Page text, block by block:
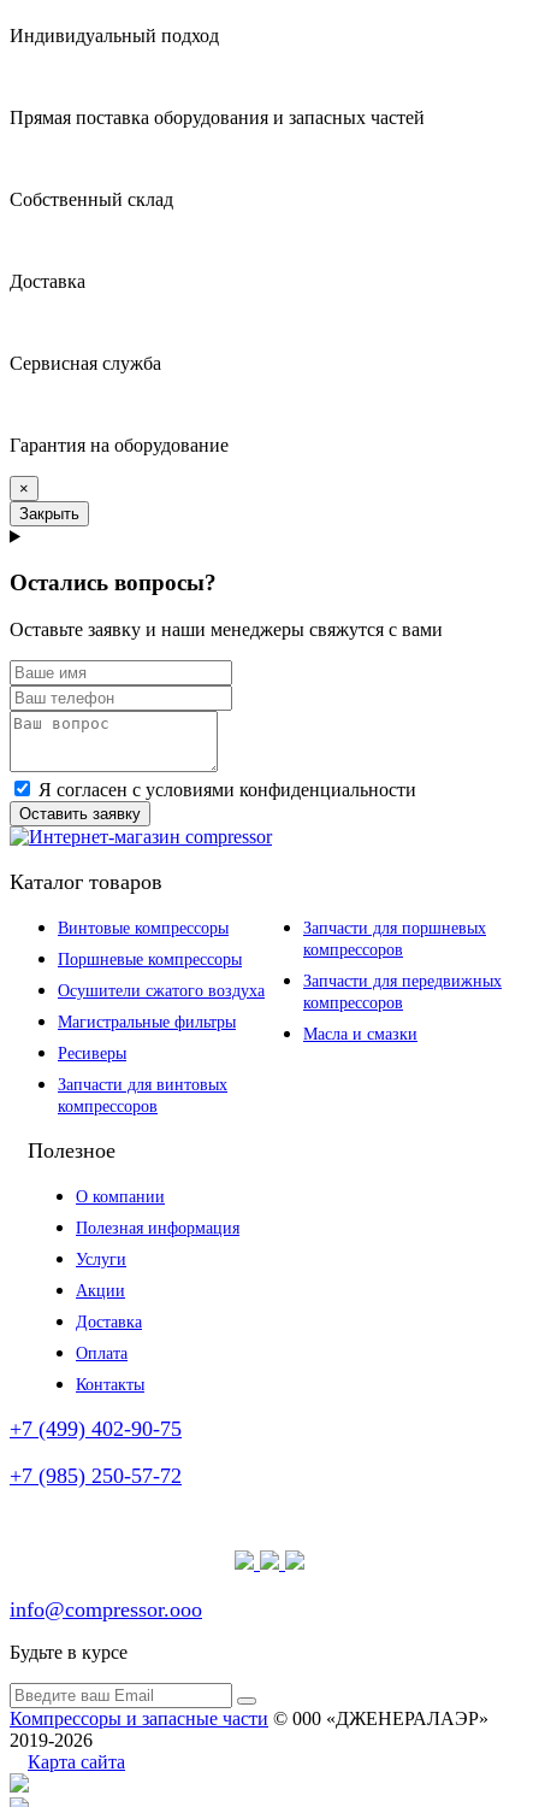
Индивидуальный подход
Прямая поставка оборудования и запасных частей
Собственный склад
Доставка
Сервисная служба
Гарантия на оборудование
×
Закрыть
Остались вопросы?
Оставьте заявку и наши менеджеры свяжутся с вами
Я согласен с условиями конфиденциальности
Оставить заявку
Каталог товаров
Винтовые компрессоры
Поршневые компрессоры
Осушители сжатого воздуха
Магистральные фильтры
Ресиверы
Запчасти для винтовых
компрессоров
Запчасти для поршневых
компрессоров
Запчасти для передвижных
компрессоров
Масла и смазки
Полезное
О компании
Полезная информация
Услуги
Акции
Доставка
Оплата
Контакты
+7 (499) 402-90-75
+7 (985) 250-57-72
info@compressor.ooo
Будьте в курсе
Компрессоры и запасные части © 000 «ДЖЕНЕРАЛАЭР»
2019-2026
Карта сайта